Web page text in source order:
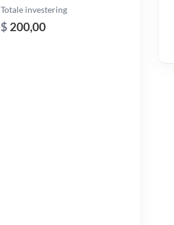
Totale investering
$ 200,00